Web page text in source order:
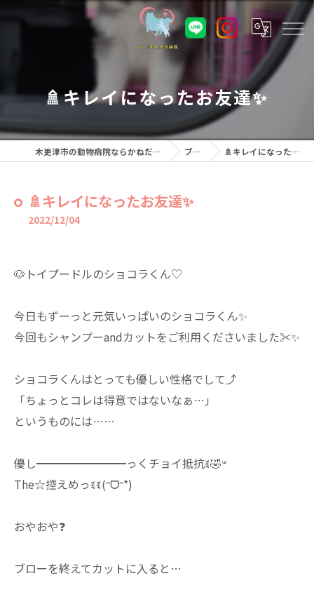
🚿キレイになったお友達✨⁡
木更津市の動物病院ならかねだ動物総合病院 ブログ 🚿キレイになったお友達✨⁡
🚿キレイになったお友達✨⁡
2022/12/04
🐶トイプードルのショコラくん♡⁡
⁡今日もずーっと元気いっぱいのショコラくん✨⁡
⁡今回もシャンプーandカットをご利用くださいました✂️✨⁡
⁡ショコラくんはとっても優しい性格でして⤴⁡
⁡「ちょっとコレは得意ではないなぁ…」⁡
⁡というものには……⁡
⁡The☆控えめっꉂꉂ(ᵔᗜᵔ*)⁡
⁡おやおや❓⁡
⁡ブローを終えてカットに入ると…⁡